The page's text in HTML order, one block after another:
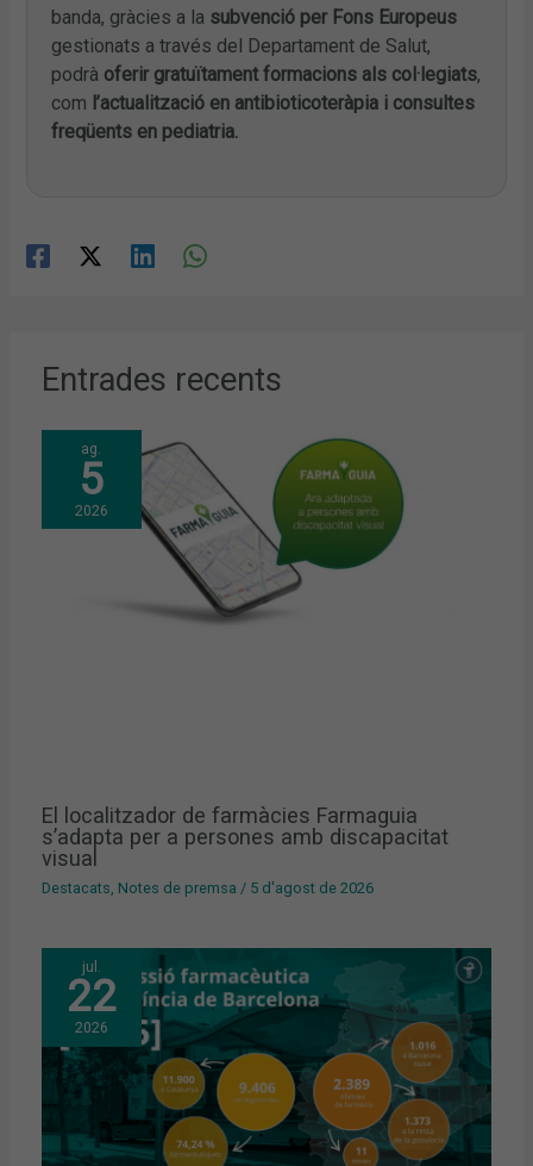
banda, gràcies a la subvenció per Fons Europeus
gestionats a través del Departament de Salut,
podrà oferir gratuïtament formacions als col·legiats,
com l’actualització en antibioticoteràpia i consultes
freqüents en pediatria.
Entrades recents
ag.
5
2026
El localitzador de farmàcies Farmaguia
s’adapta per a persones amb discapacitat
visual
Destacats, Notes de premsa / 5 d'agost de 2026
jul.
22
2026